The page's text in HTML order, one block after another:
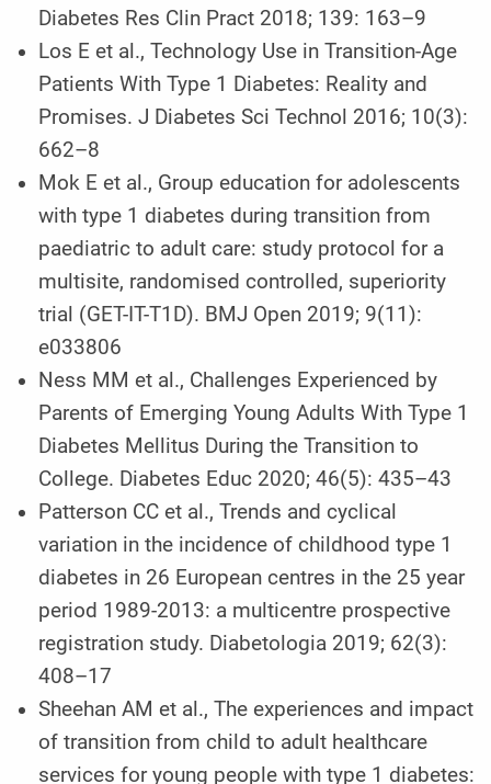
Diabetes Res Clin Pract 2018; 139: 163–9
Los E et al., Technology Use in Transition-Age
Patients With Type 1 Diabetes: Reality and
Promises. J Diabetes Sci Technol 2016; 10(3):
662–8
Mok E et al., Group education for adolescents
with type 1 diabetes during transition from
paediatric to adult care: study protocol for a
multisite, randomised controlled, superiority
trial (GET-IT-T1D). BMJ Open 2019; 9(11):
e033806
Ness MM et al., Challenges Experienced by
Parents of Emerging Young Adults With Type 1
Diabetes Mellitus During the Transition to
College. Diabetes Educ 2020; 46(5): 435–43
Patterson CC et al., Trends and cyclical
variation in the incidence of childhood type 1
diabetes in 26 European centres in the 25 year
period 1989-2013: a multicentre prospective
regis­tration study. Diabetologia 2019; 62(3):
408–17
Sheehan AM et al., The experiences and impact
of transition from child to adult healthcare
services for young people with type 1 diabetes: